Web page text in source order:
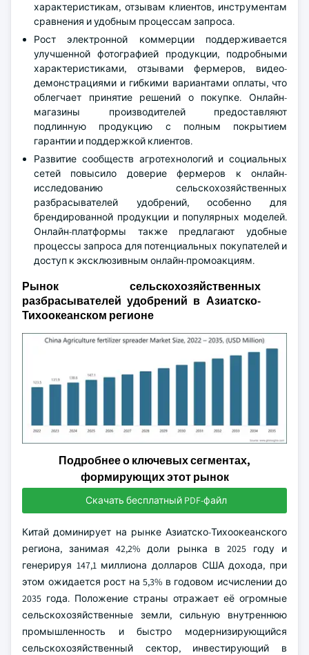
характеристикам, отзывам клиентов, инструментам
сравнения и удобным процессам запроса.
Рост электронной коммерции поддерживается
улучшенной фотографией продукции, подробными
характеристиками, отзывами фермеров, видео-
демонстрациями и гибкими вариантами оплаты, что
облегчает принятие решений о покупке. Онлайн-
магазины производителей предоставляют
подлинную продукцию с полным покрытием
гарантии и поддержкой клиентов.
Развитие сообществ агротехнологий и социальных
сетей повысило доверие фермеров к онлайн-
исследованию сельскохозяйственных
разбрасывателей удобрений, особенно для
брендированной продукции и популярных моделей.
Онлайн-платформы также предлагают удобные
процессы запроса для потенциальных покупателей и
доступ к эксклюзивным онлайн-промоакциям.
Рынок сельскохозяйственных
разбрасывателей удобрений в Азиатско-
Тихоокеанском регионе
Подробнее о ключевых сегментах,
формирующих этот рынок
Скачать бесплатный PDF-файл
Китай доминирует на рынке Азиатско-Тихоокеанского
региона, занимая 42,2% доли рынка в 2025 году и
генерируя 147,1 миллиона долларов США дохода, при
этом ожидается рост на 5,3% в годовом исчислении до
2035 года. Положение страны отражает её огромные
сельскохозяйственные земли, сильную внутреннюю
промышленность и быстро модернизирующийся
сельскохозяйственный сектор, инвестирующий в